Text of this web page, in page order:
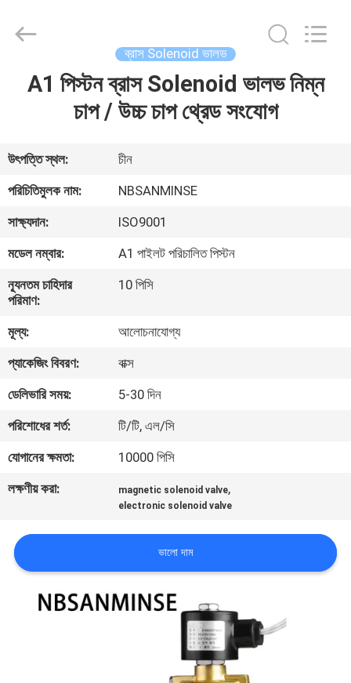
বাড়ি
আমাদের
সম্পর্কে
কারখানা
ভ্রমণ
মান
নিয়ন্ত্রণ
যোগাযোগ
করুন
খবর
উদ্ধৃতির
জন্য
আবেদন
Export
Reserved.
ব্রাস Solenoid ভালভ
A1 পিস্টন ব্রাস Solenoid ভালভ নিম্ন
চাপ / উচ্চ চাপ থ্রেড সংযোগ
উৎপত্তি স্থল:
চীন
পরিচিতিমুলক নাম:
NBSANMINSE
সাক্ষ্যদান:
ISO9001
মডেল নম্বার:
A1 পাইলট পরিচালিত পিস্টন
ন্যূনতম চাহিদার
পরিমাণ:
10 পিসি
মূল্য:
আলোচনাযোগ্য
প্যাকেজিং বিবরণ:
বাক্স
ডেলিভারি সময়:
5-30 দিন
পরিশোধের শর্ত:
টি/টি, এল/সি
যোগানের ক্ষমতা:
10000 পিসি
লক্ষণীয় করা:
magnetic solenoid valve,
electronic solenoid valve
ভালো দাম